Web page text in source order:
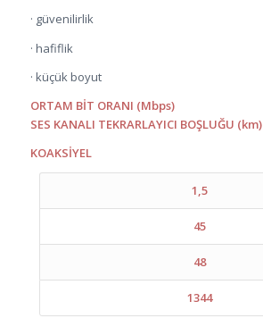
· güvenilirlik
· hafiflik
· küçük boyut
ORTAM BİT ORANI (Mbps)
SES KANALI TEKRARLAYICI BOŞLUĞU (km)
KOAKSİYEL
1,5
45
48
1344